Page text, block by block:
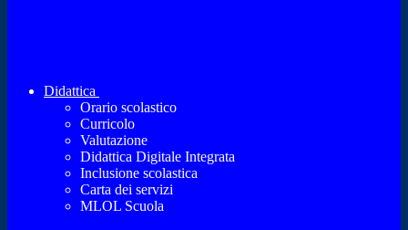
Didattica
Orario scolastico
Curricolo
Valutazione
Didattica Digitale Integrata
Inclusione scolastica
Carta dei servizi
MLOL Scuola